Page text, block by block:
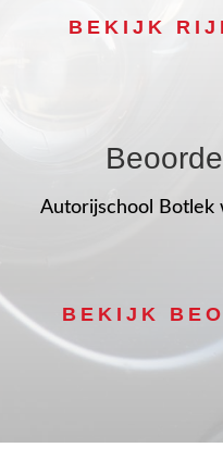
BEKIJK
Autorijschool Botlek
BEKIJK